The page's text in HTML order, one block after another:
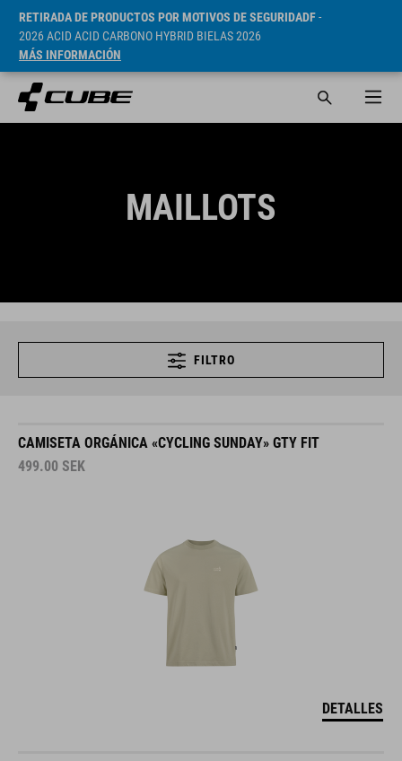
RETIRADA DE PRODUCTOS POR MOTIVOS DE SEGURIDADF-
2026 ACID ACID CARBONO HYBRID BIELAS 2026
MÁS INFORMACIÓN
MAILLOTS
FILTRO
CAMISETA ORGÁNICA «CYCLING SUNDAY» GTY FIT
499.00 SEK
DETALLES